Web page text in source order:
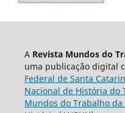
A Revista Mundos do
uma publicação digital
Federal de Santa
Nacional de História do
Mundos do Trabalho